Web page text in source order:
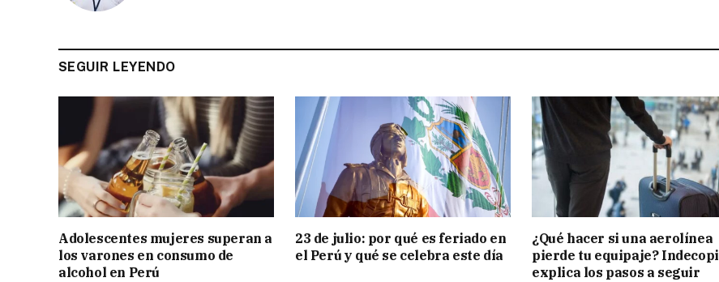
SEGUIR LEYENDO
Adolescentes mujeres superan a
los varones en consumo de
alcohol en Perú
23 de julio: por qué es feriado en
el Perú y qué se celebra este día
¿Qué hacer si una aerolínea
pierde tu equipaje? Indecopi
explica los pasos a seguir